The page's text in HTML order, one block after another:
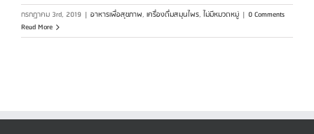
กรกฎาคม 3rd, 2019 | อาหารเพื่อสุขภาพ, เครื่องดื่มสมุนไพร,ไม่มีหมวดหมู่ | 0 Comments
Read More